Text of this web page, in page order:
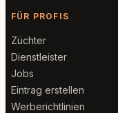
FÜR PROFIS
Züchter
Dienstleister
Jobs
Eintrag erstellen
Werberichtlinien